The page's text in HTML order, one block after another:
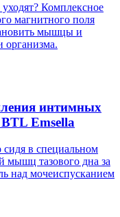
Комплексное
магнитного поля
мышцы и
организма.
интимных
Emsella
в специальном
мышц тазового дна за
над мочеиспусканием